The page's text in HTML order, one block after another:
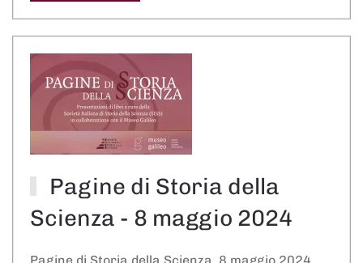
Pagine di Storia della
Scienza - 8 maggio 2024